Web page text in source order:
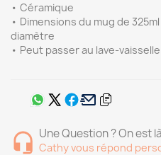
• Céramique
• Dimensions du mug de
diamètre
• Peut passer au lave-
Une Question ? On est
Cathy vous répond